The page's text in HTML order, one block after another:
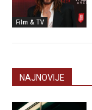
Film & TV
NAJNOVIJE